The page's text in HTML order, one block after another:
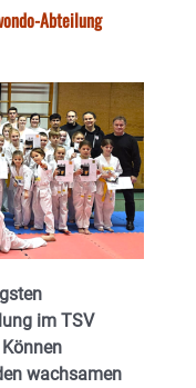
Abteilung
im TSV
wachsamen